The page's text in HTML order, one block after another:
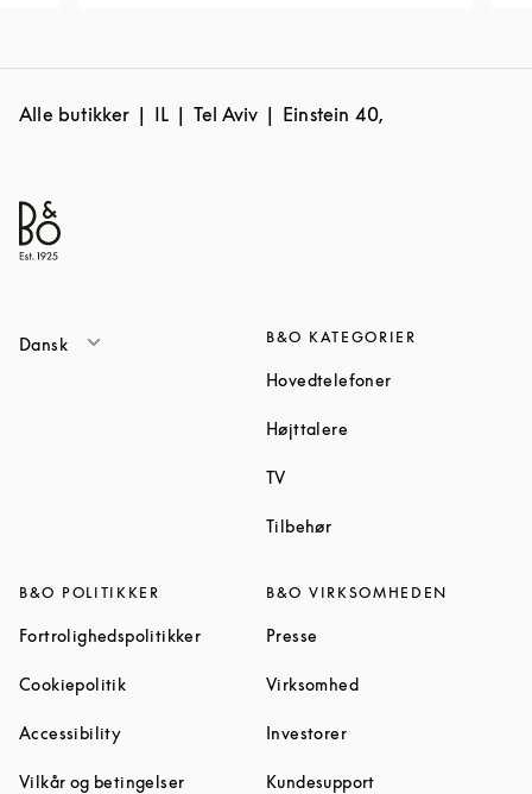
Alle butikker IL Tel Aviv Einstein 40,
Dansk B&O KATEGORIER
HovedtelefonerLink Opens in
Højttalere
TVLink Opens in New Tab
TilbehørLink Opens in New Tab
B&O POLITIKKER
FortrolighedspolitikkerLink Opens in New Tab
CookiepolitikLink Opens in New Tab
AccessibilityLink Opens in New Tab
Vilkår og betingelserLink Opens in New Tab
B&O VIRKSOMHEDEN
Presse
VirksomhedLink Opens in New
InvestorerLink Opens in New Tab
KundesupportLink Opens in New